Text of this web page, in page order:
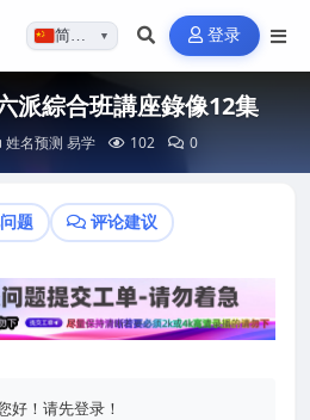
简体…▼ 登录
派綜合班講座錄像12集
姓名预测 易学 102 0
题 评论建议
好！请先登录！